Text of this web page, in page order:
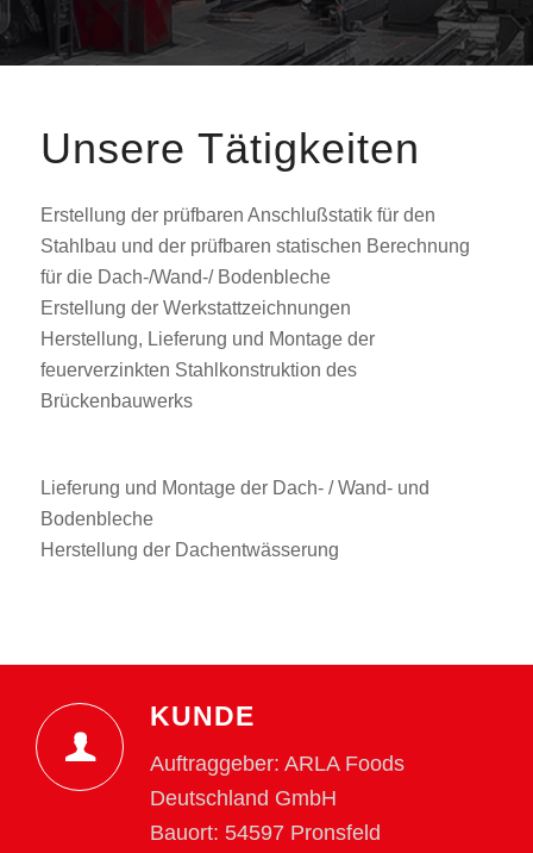
Unsere Tätigkeiten
Erstellung der prüfbaren Anschlußstatik für den
Stahlbau und der prüfbaren statischen Berechnung
für die Dach-/Wand-/ Bodenbleche
Erstellung der Werkstattzeichnungen
Herstellung, Lieferung und Montage der
feuerverzinkten Stahlkonstruktion des
Brückenbauwerks
Lieferung und Montage der Dach- / Wand- und
Bodenbleche
Herstellung der Dachentwässerung
KUNDE
Auftraggeber: ARLA Foods
Deutschland GmbH
Bauort: 54597 Pronsfeld